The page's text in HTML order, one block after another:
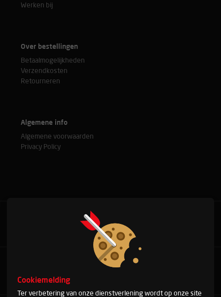
Werken bij
Over bestellingen
Betaalmogelijkheden
Verzendkosten
Retourneren
Algemene info
Algemene voorwaarden
Privacy Policy
Bel met onze experts
+31(0)76 515 37 88
Cookiemelding
Ter verbetering van onze dienstverlening wordt op onze site